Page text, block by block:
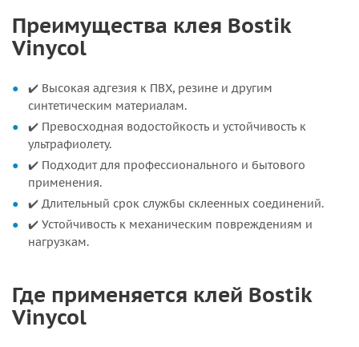
Преимущества клея Bostik
Vinycol
✔️ Высокая адгезия к ПВХ, резине и другим
синтетическим материалам.
✔️ Превосходная водостойкость и устойчивость к
ультрафиолету.
✔️ Подходит для профессионального и бытового
применения.
✔️ Длительный срок службы склеенных соединений.
✔️ Устойчивость к механическим повреждениям и
нагрузкам.
Где применяется клей Bostik
Vinycol